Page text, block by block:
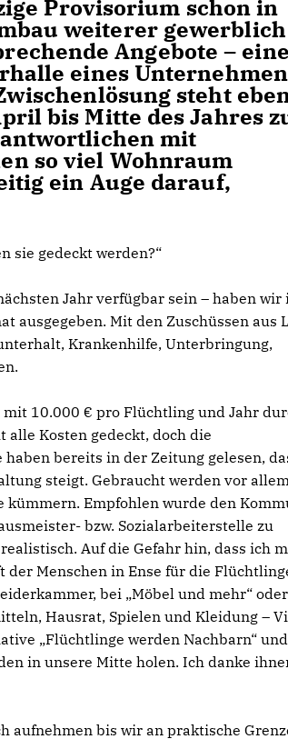
Provisorium schon in
weiterer gewerblich
Angebote – eine
eines
steht
bis Mitte des Jahres
mit
so viel Wohnraum
ein Auge darauf,
sie gedeckt werden?“
Jahr verfügbar sein – haben wir
ausgegeben. Mit den Zuschüssen aus
Krankenhilfe, Unterbringung,
10.000 € pro Flüchtling und Jahr
Kosten gedeckt, doch die
bereits in der Zeitung gelesen,
steigt. Gebraucht werden vor
Empfohlen wurde den
bzw. Sozialarbeiterstelle zu
Auf die Gefahr hin, dass ich
Menschen in Ense für die
bei „Möbel und mehr“
Hausrat, Spielen und Kleidung –
„Flüchtlinge werden Nachbarn“
in unsere Mitte holen. Ich danke
aufnehmen bis wir an praktische